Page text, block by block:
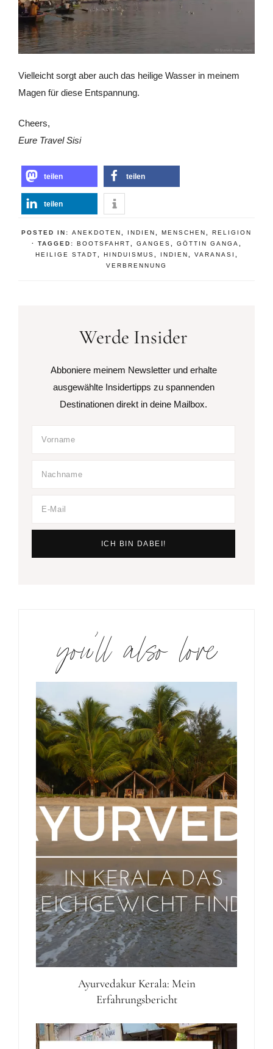
Vielleicht sorgt aber auch das heilige Wasser in meinem
Magen für diese Entspannung.
Cheers,
Eure Travel Sisi
teilen teilen
teilen
POSTED IN: ANEKDOTEN INDIEN MENSCHEN
RELIGION
· TAGGED: BOOTSFAHRT GANGES GÖTTIN GANGA
HEILIGE STADT
HINDUISMUS INDIEN VARANASI
VERBRENNUNG
Werde Insider
Abboniere meinem Newsletter und erhalte
ausgewählte Insidertipps zu spannenden
Destinationen direkt in deine Mailbox.
you’ll also love
Ayurvedakur Kerala: Mein
Erfahrungsbericht